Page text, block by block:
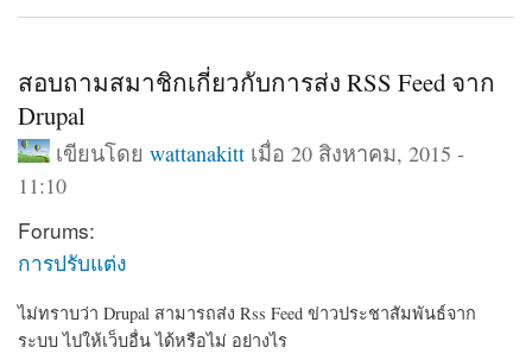
สอบถามสมาชิกเกี่ยวกับการส่ง RSS Feed จาก
Drupal
เขียนโดย wattanakittเมื่อ 20 สิงหาคม, 2015 -
11:10
Forums:
การปรับแต่ง
ไม่ทราบว่า Drupal สามารถส่ง Rss Feed ข่าวประชาสัมพันธ์จาก
ระบบ ไปให้เว็บอื่น ได้หรือไม่ อย่างไร